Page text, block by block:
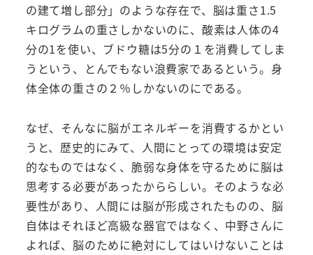
の建て増し部分」のような存在で、脳は重さ1.5
キログラムの重さしかないのに、酸素は人体の4
分の1を使い、ブドウ糖は5分の１を消費してしま
うという、とんでもない浪費家であるという。身
体全体の重さの２％しかないのにである。
なぜ、そんなに脳がエネルギーを消費するかとい
うと、歴史的にみて、人間にとっての環境は安定
的なものではなく、脆弱な身体を守るために脳は
思考する必要があったかららしい。そのような必
要性があり、人間には脳が形成されたものの、脳
自体はそれほど高級な器官ではなく、中野さんに
よれば、脳のために絶対にしてはいけないことは